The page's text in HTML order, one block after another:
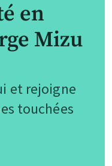
en
Mizu
et rejoigne
touchées